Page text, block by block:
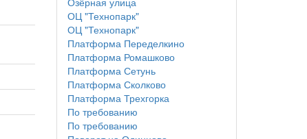
ОЦ "Технопарк"
ОЦ "Технопарк"
Платформа Переделкино
Платформа Ромашково
Платформа Сетунь
Платформа Сколково
Платформа Трехгорка
По требованию
По требованию